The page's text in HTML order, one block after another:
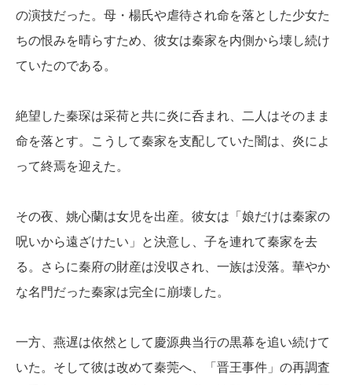
の演技だった。母・楊氏や虐待され命を落とした少女た
ちの恨みを晴らすため、彼女は秦家を内側から壊し続け
ていたのである。
絶望した秦琛は采荷と共に炎に呑まれ、二人はそのまま
命を落とす。こうして秦家を支配していた闇は、炎によ
って終焉を迎えた。
その夜、姚心蘭は女児を出産。彼女は「娘だけは秦家の
呪いから遠ざけたい」と決意し、子を連れて秦家を去
る。さらに秦府の財産は没収され、一族は没落。華やか
な名門だった秦家は完全に崩壊した。
一方、燕遅は依然として慶源典当行の黒幕を追い続けて
いた。そして彼は改めて秦莞へ、「晋王事件」の再調査